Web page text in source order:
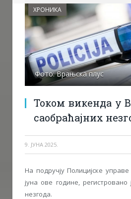
Фото: Врањска плус
Током викенда у
саобраћајних
9. ЈУНА 2025.
ХРОНИКА
На подручју Полицијске
јуна ове године, регистровано
незгода.